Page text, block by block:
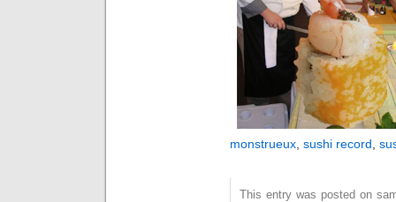
monstrueux sushi record
This entry was posted on